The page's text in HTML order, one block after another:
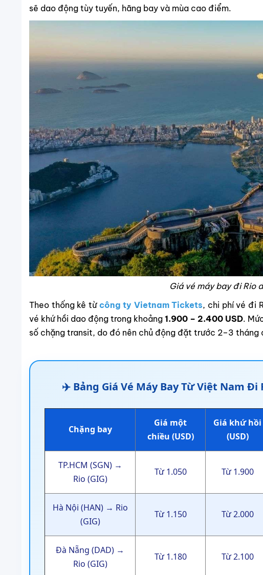
sẽ dao động tùy tuyến, hãng bay và mùa cao điểm.
Giá vé máy bay đi Rio
Theo thống kê từ công ty Vietnam Tickets, chi phí vé đi
vé khứ hồi dao động trong khoảng 1.900 – 2.400 USD.
số chặng transit, do đó nên chủ động đặt trước 2–3 tháng
✈️ Bảng Giá Vé Máy Bay Từ Việt Nam Đi
Chặng bay
Giá một
chiều (USD)
Giá khứ hồi
(USD)
TP.HCM (SGN) →
Rio (GIG)
Từ 1.050 Từ 1.900
Hà Nội (HAN) → Rio
(GIG)
Từ 1.150 Từ 2.000
Đà Nẵng (DAD) →
Rio (GIG)
Từ 1.180 Từ 2.100